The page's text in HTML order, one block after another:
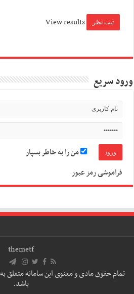
View results
ورود سریع
من را به خاطر بسپار
فراموشی رمز عبور
themetf
تمام حقوق مادی و معنوی این سامانه متعلق
باشد.